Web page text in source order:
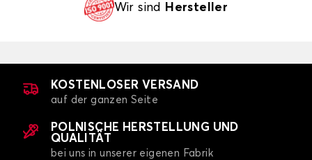
Wir sind Hersteller
KOSTENLOSER VERSAND
auf der ganzen Seite
POLNISCHE HERSTELLUNG UND
QUALITÄT
bei uns in unserer eigenen Fabrik